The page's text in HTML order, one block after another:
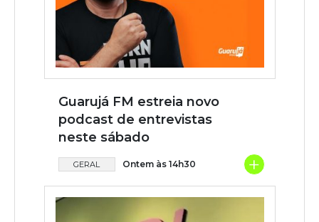
Guarujá FM estreia novo
podcast de entrevistas
neste sábado
GERAL Ontem às 14h30 +